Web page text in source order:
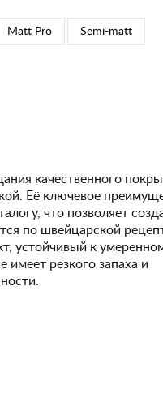
Matt Pro Semi-matt
качественного
Её ключевое
что позволяет
по швейцарской
устойчивый к
имеет резкого запаха и